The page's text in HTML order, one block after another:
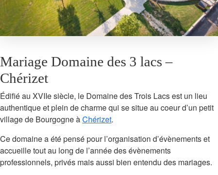
Mariage Domaine des 3 lacs –
Chérizet
Édifié au XVIIe siècle, le Domaine des Trois Lacs est un lieu
authentique et plein de charme qui se situe au coeur d’un petit
village de Bourgogne àChérizet.
Ce domaine a été pensé pour l’organisation d’évènements et
accueille tout au long de l’année des évènements
professionnels, privés mais aussi bien entendu des mariages.